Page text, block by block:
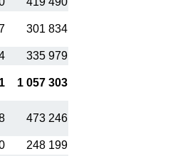
301 834
335 979
1 057 303
473 246
248 199